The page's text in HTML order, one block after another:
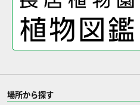
場所から探す